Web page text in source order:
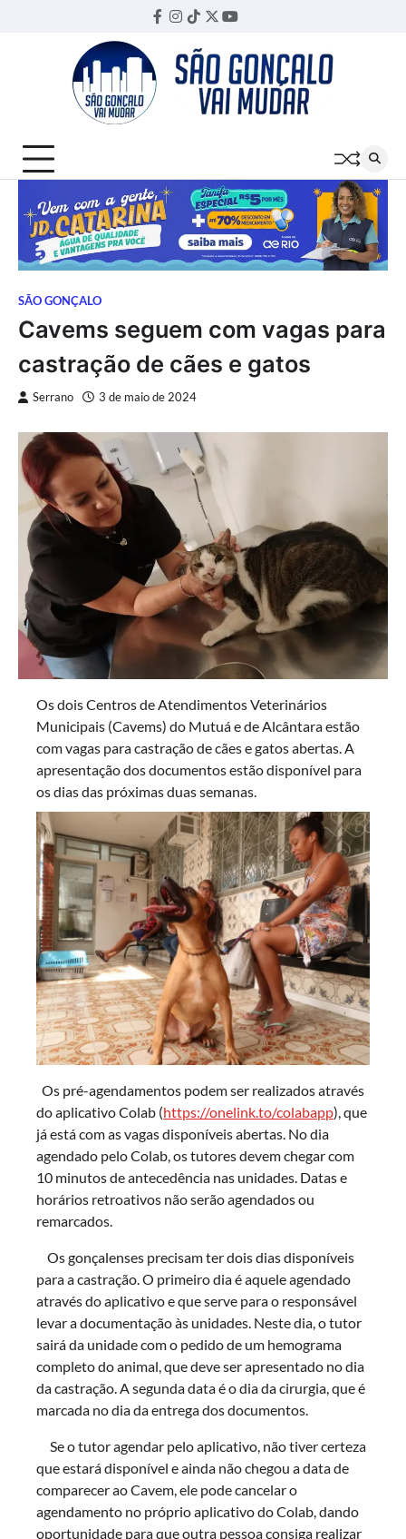
Facebook
Instagram
TikTok
TwitterYouTube
SÃO GONÇALO
Cavems seguem com vagas para
castração de cães e gatos
Serrano 3 de maio de 2024
Os dois Centros de Atendimentos Veterinários
Municipais (Cavems) do Mutuá e de Alcântara estão
com vagas para castração de cães e gatos abertas. A
apresentação dos documentos estão disponível para
os dias das próximas duas semanas.
Os pré-agendamentos podem ser realizados através
do aplicativo Colab (https://onelink.to/colabapp), que
já está com as vagas disponíveis abertas. No dia
agendado pelo Colab, os tutores devem chegar com
10 minutos de antecedência nas unidades. Datas e
horários retroativos não serão agendados ou
remarcados.
Os gonçalenses precisam ter dois dias disponíveis
para a castração. O primeiro dia é aquele agendado
através do aplicativo e que serve para o responsável
levar a documentação às unidades. Neste dia, o tutor
sairá da unidade com o pedido de um hemograma
completo do animal, que deve ser apresentado no dia
da castração. A segunda data é o dia da cirurgia, que é
marcada no dia da entrega dos documentos.
Se o tutor agendar pelo aplicativo, não tiver certeza
que estará disponível e ainda não chegou a data de
comparecer ao Cavem, ele pode cancelar o
agendamento no próprio aplicativo do Colab, dando
oportunidade para que outra pessoa consiga realizar